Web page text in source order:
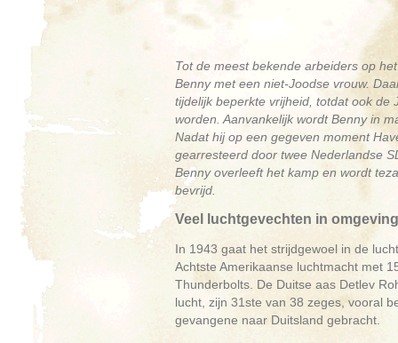
Tot de meest bekende arbeiders op
Benny met een niet-Joodse vrouw.
tijdelijk beperkte vrijheid, totdat ook de
worden. Aanvankelijk wordt Benny in
Nadat hij op een gegeven moment
gearresteerd door twee Nederlandse
Benny overleeft het kamp en wordt
bevrijd.
Veel luchtgevechten in
In 1943 gaat het strijdgewoel in de
Achtste Amerikaanse luchtmacht met
Thunderbolts. De Duitse aas Detlev
lucht, zijn 31ste van 38 zeges, vooral
gevangene naar Duitsland gebracht.